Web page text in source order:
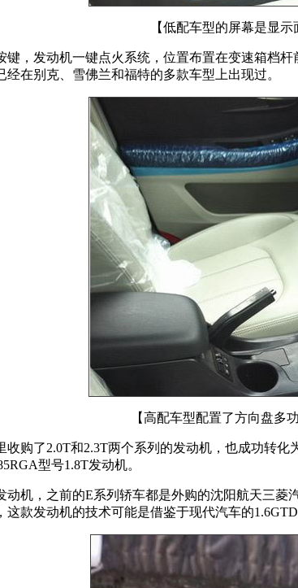
【低配车型的屏幕是显
发动机一键点火系统，位置布置在变速箱档杆
在别克、雪佛兰和福特的多款车型上出现过。
【高配车型配置了方向盘多
了2.0T和2.3T两个系列的发动机，也成功转化
型号1.8T发动机。
，之前的E系列轿车都是外购的沈阳航天三菱
款发动机的技术可能是借鉴于现代汽车的